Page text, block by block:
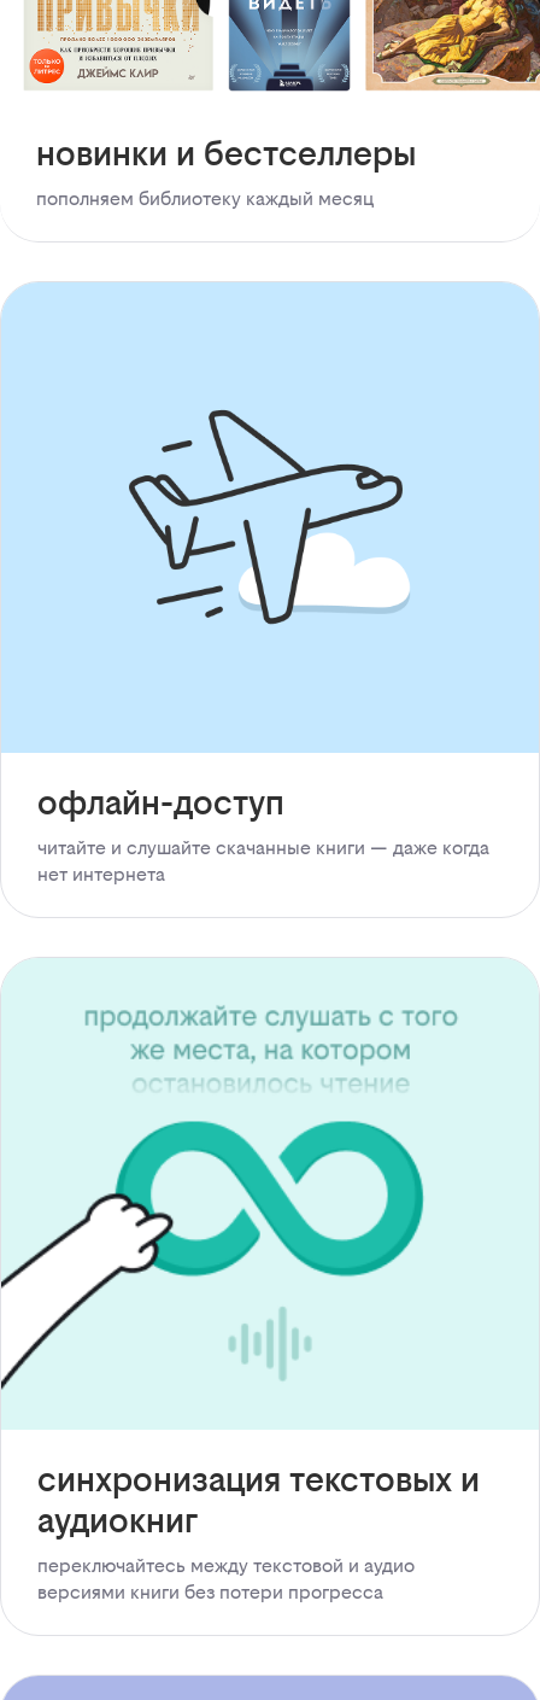
новинки и бестселлеры
пополняем библиотеку каждый месяц
офлайн-доступ
читайте и слушайте скачанные книги — даже когда
нет интернета
синхронизация текстовых и
аудиокниг
переключайтесь между текстовой и аудио
версиями книги без потери прогресса